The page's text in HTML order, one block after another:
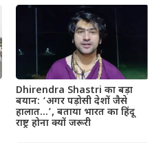
Dhirendra Shastri का बड़ा
बयान: ‘अगर पड़ोसी देशों जैसे
हालात…’, बताया भारत का हिंदू
राष्ट्र होना क्यों जरूरी